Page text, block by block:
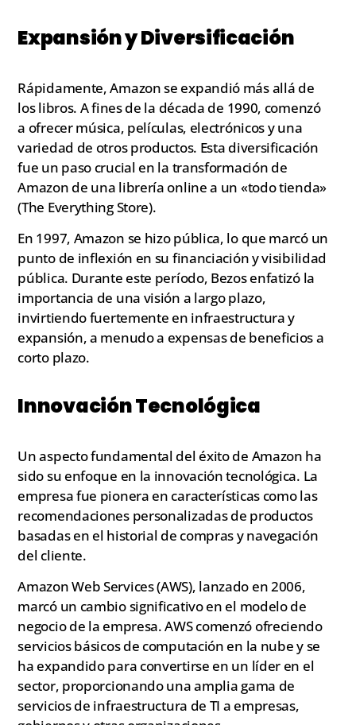
Expansión y Diversificación
Rápidamente, Amazon se expandió más allá de
los libros. A fines de la década de 1990, comenzó
a ofrecer música, películas, electrónicos y una
variedad de otros productos. Esta diversificación
fue un paso crucial en la transformación de
Amazon de una librería online a un «todo tienda»
(The Everything Store).
En 1997, Amazon se hizo pública, lo que marcó un
punto de inflexión en su financiación y visibilidad
pública. Durante este período, Bezos enfatizó la
importancia de una visión a largo plazo,
invirtiendo fuertemente en infraestructura y
expansión, a menudo a expensas de beneficios a
corto plazo.
Innovación Tecnológica
Un aspecto fundamental del éxito de Amazon ha
sido su enfoque en la innovación tecnológica. La
empresa fue pionera en características como las
recomendaciones personalizadas de productos
basadas en el historial de compras y navegación
del cliente.
Amazon Web Services (AWS), lanzado en 2006,
marcó un cambio significativo en el modelo de
negocio de la empresa. AWS comenzó ofreciendo
servicios básicos de computación en la nube y se
ha expandido para convertirse en un líder en el
sector, proporcionando una amplia gama de
servicios de infraestructura de TI a empresas,